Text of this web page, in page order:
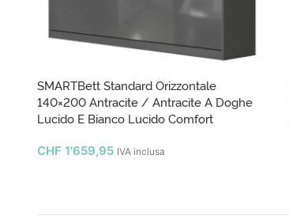
SMARTBett Standard Orizzontale
140×200 Antracite / Antracite A Doghe
Lucido E Bianco Lucido Comfort
CHF 1'659,95 IVA inclusa